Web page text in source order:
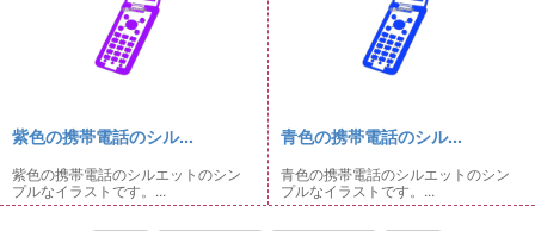
紫色の携帯電話のシル...
紫色の携帯電話のシルエットのシン
プルなイラストです。...
青色の携帯電話のシル...
青色の携帯電話のシルエットのシン
プルなイラストです。...